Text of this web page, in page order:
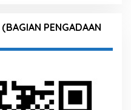
PENGADAAN